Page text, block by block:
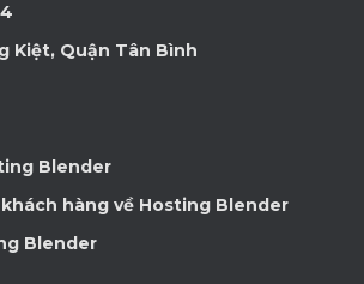
Kiệt, Quận Tân Bình
Blender
hàng về Hosting Blender
Blender